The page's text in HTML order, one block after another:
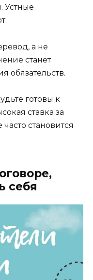
Устные
а не
станет
обязательств.
готовы к
ставка за
становится
себя